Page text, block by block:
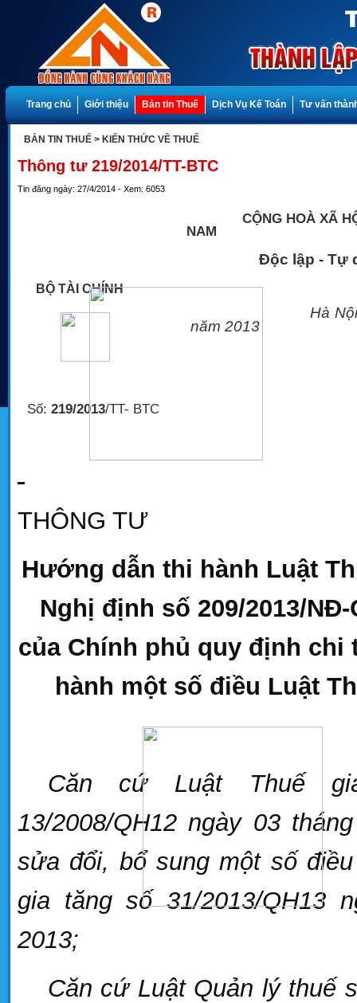
Trang chủ Giới thiệu Bản tin Thuế Dịch Vụ Kế Toán Tư vấn
BẢN TIN THUẾ > KIẾN THỨC VỀ THUẾ
Thông tư 219/2014/TT-BTC
Tin đăng ngày: 27/4/2014 - Xem: 6053
BỘ TÀI CHÍNH
Số:219/2013/TT- BTC
CỘNG HOÀ XÃ HỘI
NAM
Độc lập - Tự
Hà
năm 2013
THÔNG TƯ
Hướng dẫn thi hành Luật
Nghị định số 209/2013/NĐ-
của Chính phủ quy định
hành một số điều Luật
Căn cứ Luật Thuế
13/2008/QH12 ngày 03
sửa đổi, bổ sung một số
gia tăng số 31/2013/QH13
2013;
Căn cứ Luật Quản lý thuế